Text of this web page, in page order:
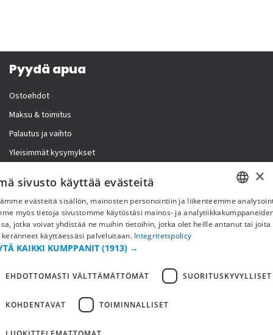
Pyydä apua
Ostoehdot
Maksu & toimitus
Palautus ja vaihto
Yleisimmät kysymykset
Lisää meistä
Yritystiedot
FI
×
sivusto käyttää evästeitä
evästeitä sisällön, mainosten personointiin ja liikenteemme
myös tietoja sivustomme käytöstäsi mainos- ja
jotka voivat yhdistää ne muihin tietoihin, jotka olet heille antanut tai joita
keränneet käyttäessäsi palveluitaan. Integritetspolicy
KAIKKI KUMPPANIT (1913) →
EHDOTTOMASTI VÄLTTÄMÄTTÖMÄT SUORITUSKYVYLLISET
KOHDENTAVAT TOIMINNALLISET